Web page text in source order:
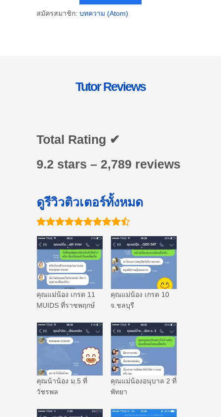
สมัครสมาชิก: บทความ (Atom)
Tutor Reviews
Total Rating ✔
9.2 stars – 2,789 reviews
ดูรีวิวติวเตอร์ทั้งหมด
คุณแม่น้อง เกรด 11
MUIDS ที่ราชพฤกษ์
คุณแม่น้อง เกรด 10
จ.ชลบุรี
คุณน้าน้อง ม.5 ที่
วัชรพล
คุณแม่น้องอนุบาล 2 ที่
พัทยา